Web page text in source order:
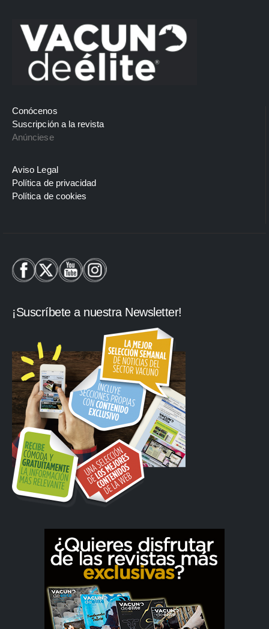
Conócenos
Suscripción a la revista
Anúnciese
Aviso Legal
Política de privacidad
Política de cookies
¡Suscríbete a nuestra Newsletter!